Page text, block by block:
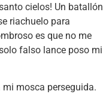
cielos! Un batallón
riachuelo para
es que no me
falso lance poso mi
mosca perseguida.